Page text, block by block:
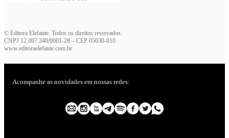
© Editora Elefante. Todos os direitos reservados.
CNPJ 12.097.348/0001-28 – CEP 05030-010
www.editoraelefante.com.br
Acompanhe as novidades em nossas redes: